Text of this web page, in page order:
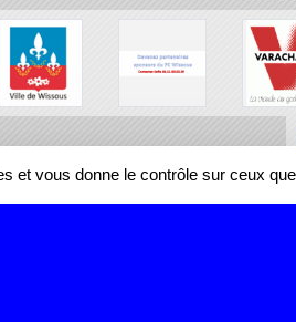
et vous donne le contrôle sur ceux